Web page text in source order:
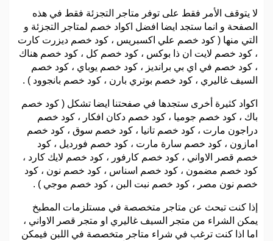
لا يتوقف الأمر فقط على توفر متاجر التجزئة فقط في هذه
الصفحة و انما ستجد ايضا افضل اكواد خصم لمتاجر التجزئة و
التي منها ( كود خصم علي اكسبريس ، كود خصم ديزرت كارت
، كود خصم لايت ان ذا بوكس ، كود خصم كل ، كود خصم هناك
، كود خصم في اي بي برانديز ، كود خصم يوباي ، كود خصم
السيف غاليري ، كود خصم بوتري بارن ، كود خصم بانجوود ) .
اكواد كثيرة أخرى ستجدها في صفحتنا ايضا تشكل ( كود خصم
باك ، كود خصم جوميا ، كود خصم دكان افكار ، كود خصم
دراجون مارت ، كود خصم تانيا ، كود خصم سوق ، كود خصم
امازون ، كود خصم سارة مارت ، كود خصم فورديل ، كود
خصم قصر الاواني ، كود خصم كارفور ، كود خصم لايك كارد ،
كود خصم مضمون ، كود خصم اسناس ، كود خصم نون ، كود
خصم نون مصر ، كود خصم نبت البن ، كود خصم موجي ) .
إذا كنت تبحث عن متاجر متخصصة في مستلزمات المطبخ
يمكن الشراء من متجر السيف غاليري او متجر قصر الاواني ،
اما اذا كنت ترغب في شراء متاجر متخصصة في اللبن فيمكن